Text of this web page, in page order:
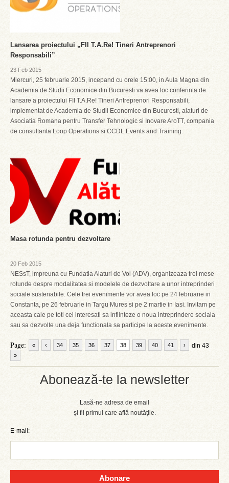
Abonează-te la newsletter
Lasă-ne adresa de email
și fii primul care află noutățile.
E-mail:
Abonare
Lansarea proiectului „FII T.A.Re! Tineri Antreprenori
Responsabili”
23 Feb 2015
Miercuri, 25 februarie 2015, incepand cu orele 15:00, in Aula Magna din
Academia de Studii Economice din Bucuresti va avea loc conferinta de
lansare a proiectului FII T.A.Re! Tineri Antreprenori Responsabili,
implementat de Academia de Studii Economice din Bucuresti, alaturi de
Asociatia Romana pentru Transfer Tehnologic si Inovare AroTT, compania
de consultanta Loop Operations si CCDL Events and Training.
Masa rotunda pentru dezvoltare
20 Feb 2015
NESsT, impreuna cu Fundatia Alaturi de Voi (ADV), organizeaza trei mese
rotunde despre modalitatea si modelele de dezvoltare a unor intreprinderi
sociale sustenabile. Cele trei evenimente vor avea loc pe 24 februarie in
Constanta, pe 26 februarie in Targu Mures si pe 2 martie in Iasi. Invitam pe
aceasta cale pe toti cei interesati sa infiinteze o noua intreprindere sociala
sau sa dezvolte una deja functionala sa participe la aceste evenimente.
Page: « ‹ 34 35 36 37 38 39 40 41 din 43
›
»